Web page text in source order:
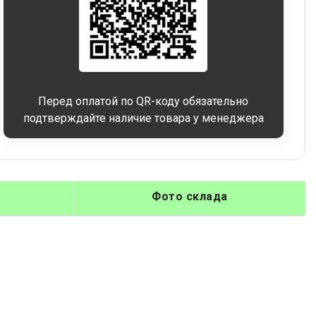
Перед оплатой по QR-коду обязательно
подтверждайте наличие товара у менеджера
Фото склада